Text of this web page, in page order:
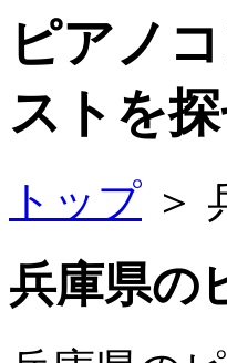
ピアノ
ストを
トップ ＞
兵庫県の